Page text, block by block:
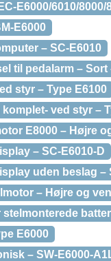
E6000/6010/8000/
E6000
– SC-E6010
til pedalarm – Sort
styr – Type E6100
ved styr –
E8000 – Højre
– SC-E6010-D
uden beslag –
– Højre og
E6000
– SW-E6000-